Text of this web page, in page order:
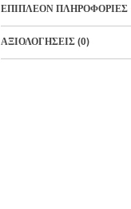
ΕΠΙΠΛΈΟΝ ΠΛΗΡΟΦΟΡΊΕΣ
ΑΞΙΟΛΟΓΉΣΕΙΣ (0)